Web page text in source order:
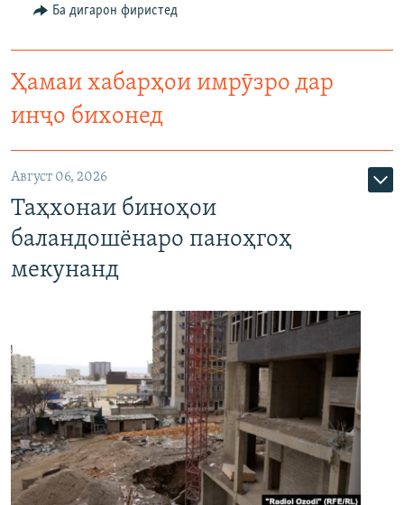
Ба дигарон фиристед
Ҳамаи хабарҳои имрӯзро дар
инҷо бихонед
Август 06, 2026
Таҳхонаи биноҳои
баландошёнаро паноҳгоҳ
мекунанд